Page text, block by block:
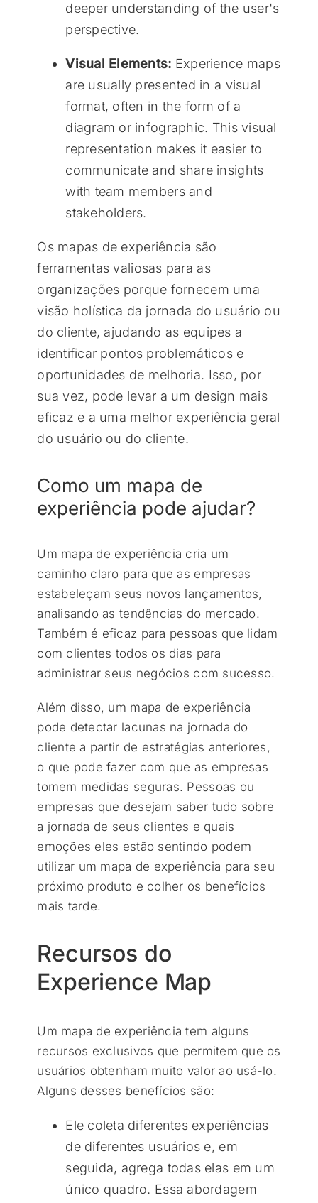
deeper understanding of the user's
perspective.
Visual Elements: Experience maps
are usually presented in a visual
format, often in the form of a
diagram or infographic. This visual
representation makes it easier to
communicate and share insights
with team members and
stakeholders.
Os mapas de experiência são
ferramentas valiosas para as
organizações porque fornecem uma
visão holística da jornada do usuário ou
do cliente, ajudando as equipes a
identificar pontos problemáticos e
oportunidades de melhoria. Isso, por
sua vez, pode levar a um design mais
eficaz e a uma melhor experiência geral
do usuário ou do cliente.
Como um mapa de
experiência pode ajudar?
Um mapa de experiência cria um
caminho claro para que as empresas
estabeleçam seus novos lançamentos,
analisando as tendências do mercado.
Também é eficaz para pessoas que lidam
com clientes todos os dias para
administrar seus negócios com sucesso.
Além disso, um mapa de experiência
pode detectar lacunas na jornada do
cliente a partir de estratégias anteriores,
o que pode fazer com que as empresas
tomem medidas seguras. Pessoas ou
empresas que desejam saber tudo sobre
a jornada de seus clientes e quais
emoções eles estão sentindo podem
utilizar um mapa de experiência para seu
próximo produto e colher os benefícios
mais tarde.
Recursos do
Experience Map
Um mapa de experiência tem alguns
recursos exclusivos que permitem que os
usuários obtenham muito valor ao usá-lo.
Alguns desses benefícios são:
Ele coleta diferentes experiências
de diferentes usuários e, em
seguida, agrega todas elas em um
único quadro. Essa abordagem